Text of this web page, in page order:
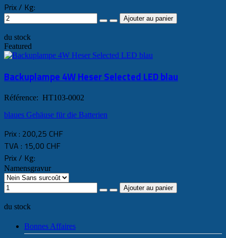
Prix / Kg:
du stock
Featured
Backuplampe 4W Heser Selected LED blau
Référence: HT103-0002
blaues Gehäuse für die Batterien
Prix : 200,25 CHF
TVA : 15,00 CHF
Prix / Kg:
Namensgravur
du stock
Bonnes Affaires